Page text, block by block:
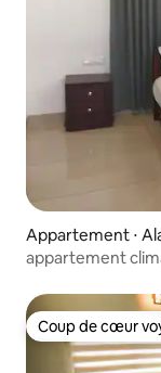
Appartement ⋅
appartement
Coup de cœur
Coup de cœur